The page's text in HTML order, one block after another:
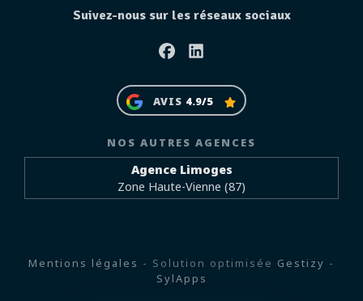
Suivez-nous sur les réseaux sociaux
FacebookLinkedin
AVIS 4.9/5
NOS AUTRES AGENCES
Agence Limoges
Zone Haute-Vienne (87)
Mentions légales - Solution optimisée Gestizy -
SylApps